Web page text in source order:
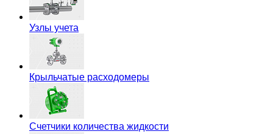
Узлы учета
Крыльчатые расходомеры
Счетчики количества жидкости